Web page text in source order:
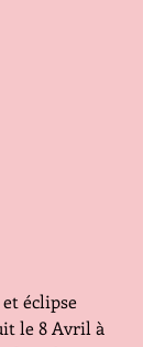
éclipse
le 8 Avril à